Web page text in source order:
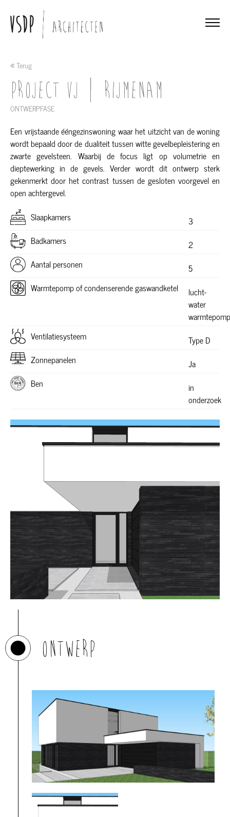
Terug
Project VJ | Rijmenam
ONTWERPFASE
Een vrijstaande ééngezinswoning waar het uitzicht van de woning
wordt bepaald door de dualiteit tussen witte gevelbepleistering en
zwarte gevelsteen. Waarbij de focus ligt op volumetrie en
dieptewerking in de gevels. Verder wordt dit ontwerp sterk
gekenmerkt door het contrast tussen de gesloten voorgevel en
open achtergevel.
Slaapkamers
3
Badkamers
2
Aantal personen
5
Warmtepomp of condenserende gaswandketel
lucht-
water
warmtepomp
Ventilatiesysteem
Type D
Zonnepanelen
Ja
Ben
in
onderzoek
Ontwerp